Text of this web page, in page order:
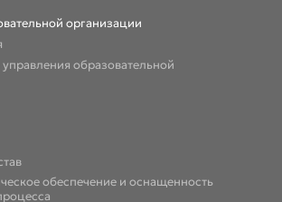
организации
образовательной
обеспечение и оснащенность